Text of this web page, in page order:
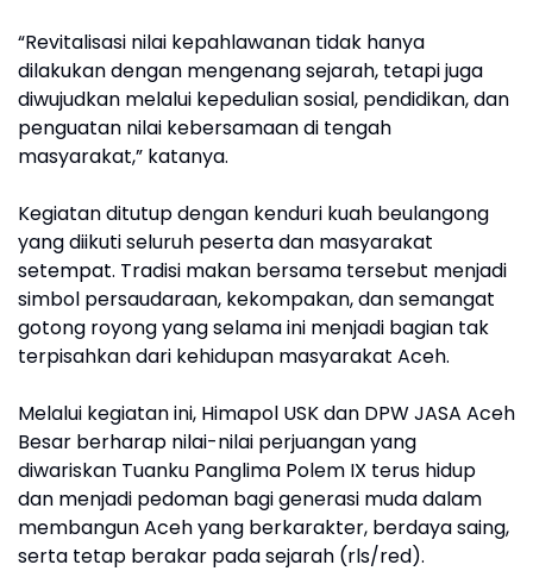
“Revitalisasi nilai kepahlawanan tidak hanya
dilakukan dengan mengenang sejarah, tetapi juga
diwujudkan melalui kepedulian sosial, pendidikan, dan
penguatan nilai kebersamaan di tengah
masyarakat,” katanya.
Kegiatan ditutup dengan kenduri kuah beulangong
yang diikuti seluruh peserta dan masyarakat
setempat. Tradisi makan bersama tersebut menjadi
simbol persaudaraan, kekompakan, dan semangat
gotong royong yang selama ini menjadi bagian tak
terpisahkan dari kehidupan masyarakat Aceh.
Melalui kegiatan ini, Himapol USK dan DPW JASA Aceh
Besar berharap nilai-nilai perjuangan yang
diwariskan Tuanku Panglima Polem IX terus hidup
dan menjadi pedoman bagi generasi muda dalam
membangun Aceh yang berkarakter, berdaya saing,
serta tetap berakar pada sejarah (rls/red).